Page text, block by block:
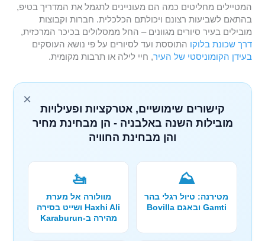
המטיילים מחליטים כמה הם מעוניינים לתגמל את המדריך בטיפ,
בהתאם לשביעות רצונם ויכולתם הכלכלית. חברות וקבוצות
מובילים בעיר סיורים מגוונים – החל ממסלולים בכיכר המרכזית,
דרך שכונת בלוקו התוססת ועד לסיורים על פי נושא העוסקים
בעידן הקומוניסטי של העיר, חיי לילה או תרבות מקומית.
×
קישורים שימושיים, אטרקציות ופעילויות
מובילות השנה באלבניה - הן מבחינת מחיר
והן מבחינת החוויה
⛰️
מטירנה: טיול רגלי בהר
Gamti ובאגם Bovilla
🚤
מוולורה אל מערת
Haxhi Ali ושייט בסירה
מהירה ב-Karaburun